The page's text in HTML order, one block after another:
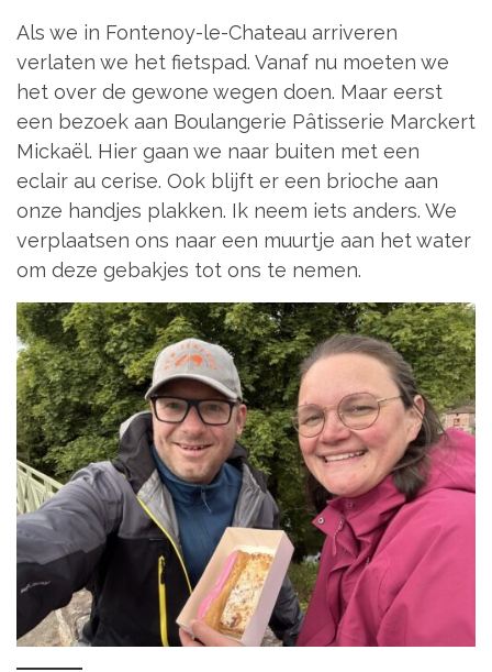
Als we in Fontenoy-le-Chateau arriveren
verlaten we het fietspad. Vanaf nu moeten we
het over de gewone wegen doen. Maar eerst
een bezoek aan Boulangerie Pâtisserie Marckert
Mickaël. Hier gaan we naar buiten met een
eclair au cerise. Ook blijft er een brioche aan
onze handjes plakken. Ik neem iets anders. We
verplaatsen ons naar een muurtje aan het water
om deze gebakjes tot ons te nemen.